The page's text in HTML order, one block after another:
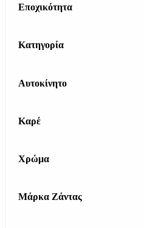
Εποχικότητα
Κατηγορία
Αυτοκίνητο
Καρέ
Χρώμα
Μάρκα Ζάντας